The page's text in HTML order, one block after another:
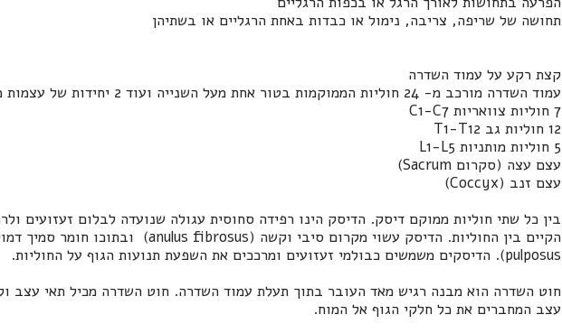
תחושה של שריפה, צריבה, נימול או כבדות באחת הרגליים או בשתיהן
קצת רקע על עמוד השדרה
עמוד השדרה מורכב מ- 24 חוליות הממוקמות בטור אחת מעל השנייה ועוד 2 יחידות של עצמות מקובעות
7 חוליות צוואריות
C1-C7
12 חוליות גב
T1-T12
5 חוליות מותניות
L1-L5
עצם עצה (סקרום Sacrum
)
עצם זנב (Coccyx
)
בין כל שתי חוליות ממוקם דיסק. הדיסק הינו רפידה סחוסית עגולה שנועדה לבלום זעזועים
הקיים בין החוליות. הדיסק עשוי מקרום סיבי וקשה (anulus fibrosus) ובתוכו חומר סמיך
pulposus). הדיסקים משמשים כבולמי זעזועים ומרככים את השפעת תנועות הגוף על החוליות.
חוט השדרה הוא מבנה רגיש מאד העובר בתוך תעלת עמוד השדרה. חוט השדרה מכיל תאי עצב
עצב המחברים את כל חלקי הגוף אל המוח.